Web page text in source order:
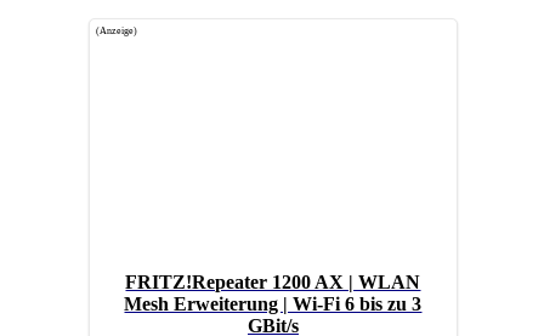
(Anzeige)
FRITZ!Repeater 1200 AX | WLAN
Mesh Erweiterung | Wi-Fi 6 bis zu 3
GBit/s